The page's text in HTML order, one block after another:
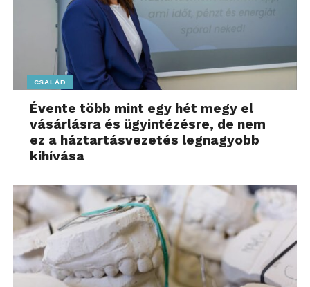
CSALÁD
Évente több mint egy hét megy el
vásárlásra és ügyintézésre, de nem
ez a háztartásvezetés legnagyobb
kihívása